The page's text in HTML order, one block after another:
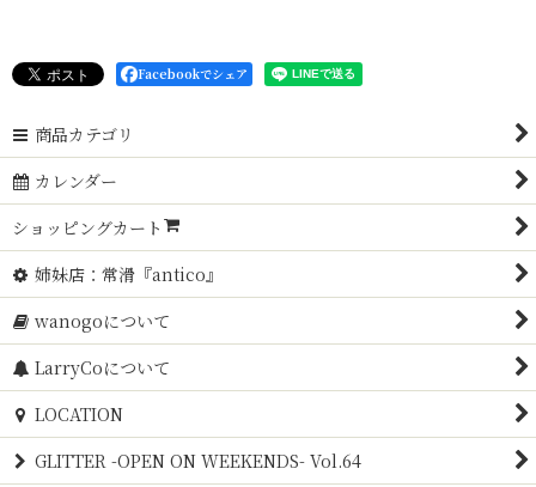
Facebookでシェア
商品カテゴリ
カレンダー
ショッピングカート
姉妹店：常滑『antico』
wanogoについて
LarryCoについて
LOCATION
GLITTER -OPEN ON WEEKENDS- Vol.64